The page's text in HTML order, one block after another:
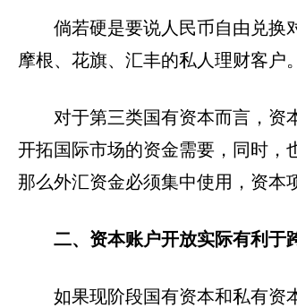
倘若硬是要说人民币自由兑换
摩根、花旗、汇丰的私人理财客户
对于第三类国有资本而言，资
开拓国际市场的资金需要，同时，
那么外汇资金必须集中使用，资本
二、资本账户开放实际有利于
如果现阶段国有资本和私有资